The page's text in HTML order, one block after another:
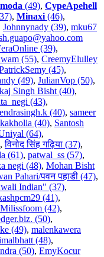
(49), CypeApehell
, Minaxi(46),
Johnnynady (39), mku67
(39),
(55), CreemyElulley
(45),
(49), JulianVop (50),
Singh Bisht (40),
(43),
(40), sameer
(40), Santosh
(64),
,विनोद सिंह गढ़िया (37),
(61), patwal_ss (57),
negi (48), Mohan Bisht
Pahari/पवन पहाडी (47),
Indian" (37),
(41),
(42),
(50),
(49), malenkawera
(48),
(50), EmyKocur